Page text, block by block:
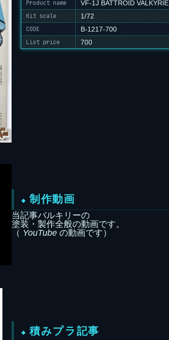
Product name
VF-1J BATTROID VALKYRIE
Kit scale
1/72
CODE
B-1217-700
List price
700
制作動画
当記事バルキリーの
塗装・製作全般の動画です。
（ YouTube の動画です）
積みプラ記事